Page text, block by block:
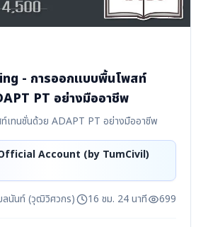
พื้นโพสท์
PT อย่างมืออาชีพ
เทนชั่นด้วย ADAPT PT อย่างมืออาชีพ
Account (by TumCivil)
ลนันท์ (วุฒิวิศวกร) 16 ชม. 24 นาที 699